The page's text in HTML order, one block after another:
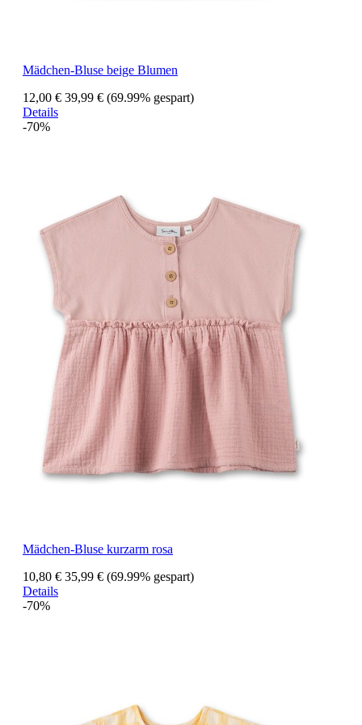
Mädchen-Bluse beige Blumen
12,00 € 39,99 € (69.99% gespart)
Details
-70%
Mädchen-Bluse kurzarm rosa
10,80 € 35,99 € (69.99% gespart)
Details
-70%